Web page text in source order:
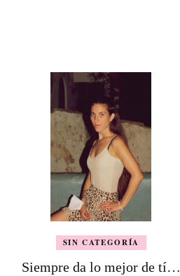
SIN CATEGORÍA
Siempre da lo mejor de tí…